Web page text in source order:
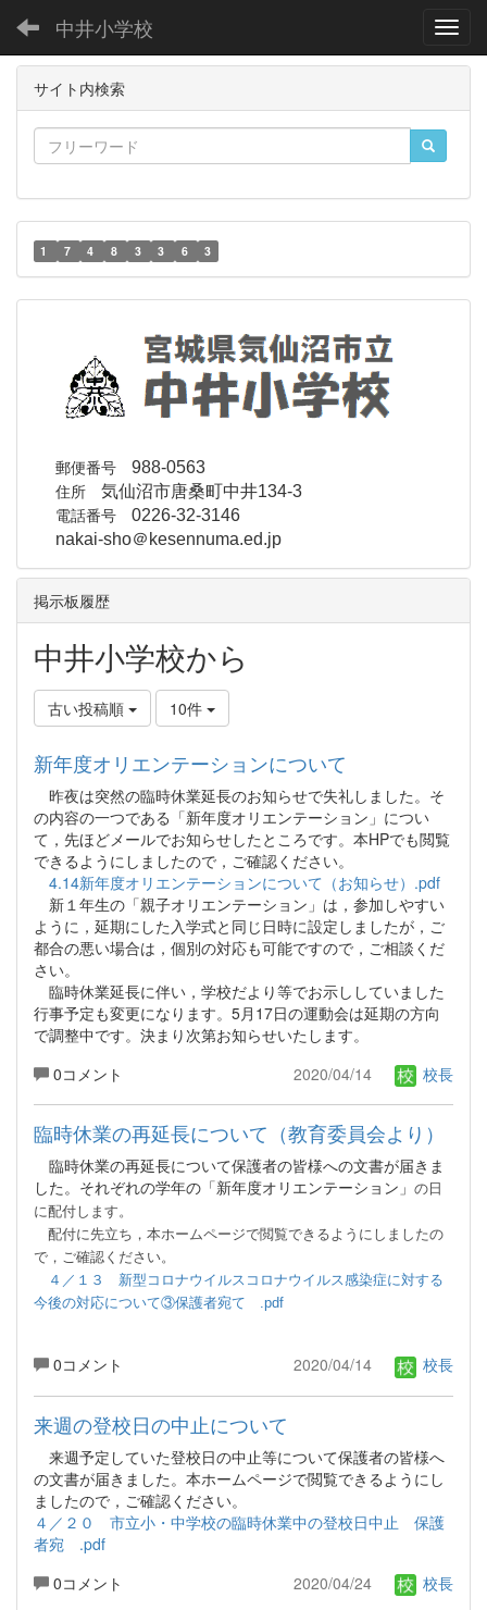
中井小学校
サイト内検索
1 7 4 8 3 3 6 3
郵便番号 988-0563
住所 気仙沼市唐桑町中井134-3
電話番号 0226-32-3146
nakai-sho＠kesennuma.ed.jp
掲示板履歴
中井小学校から
古い投稿順 10件
新年度オリエンテーションについて
昨夜は突然の臨時休業延長のお知らせで失礼しました。そ
の内容の一つである「新年度オリエンテーション」につい
て，先ほどメールでお知らせしたところです。本HPでも閲覧
できるようにしましたので，ご確認ください。
4.14新年度オリエンテーションについて（お知らせ）.pdf
新１年生の「親子オリエンテーション」は，参加しやすい
ように，延期にした入学式と同じ日時に設定しましたが，ご
都合の悪い場合は，個別の対応も可能ですので，ご相談くだ
さい。
臨時休業延長に伴い，学校だより等でお示ししていました
行事予定も変更になります。5月17日の運動会は延期の方向
で調整中です。決まり次第お知らせいたします。
0コメント
2020/04/14 校長
臨時休業の再延長について（教育委員会より）
臨時休業の再延長について保護者の皆様への文書が届きま
した。それぞれの学年の「新年度オリエンテーション」 の日
に配付します。
配付に先立ち，本ホームページで閲覧できるようにしましたの
で，ご確認ください。
４／１３ 新型コロナウイルスコロナウイルス感染症に対する
今後の対応について③保護者宛て .pdf
0コメント 2020/04/14 校長
来週の登校日の中止について
来週予定していた登校日の中止等について保護者の皆様へ
の文書が届きました。本ホームページで閲覧できるようにし
ましたので，ご確認ください。
４／２０ 市立小・中学校の臨時休業中の登校日中止 保護
者宛 .pdf
0コメント
2020/04/24 校長